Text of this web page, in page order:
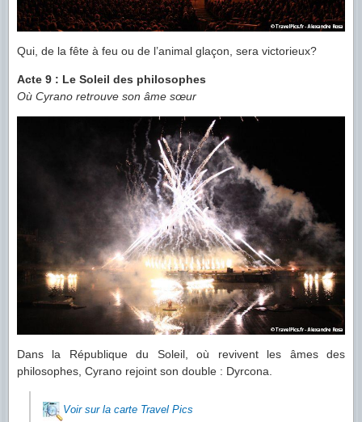
Qui, de la fête à feu ou de l’animal glaçon, sera victorieux?
Acte 9 : Le Soleil des philosophes
Où Cyrano retrouve son âme sœur
Dans la République du Soleil, où revivent les âmes des
philosophes, Cyrano rejoint son double : Dyrcona.
Voir sur la carte Travel Pics